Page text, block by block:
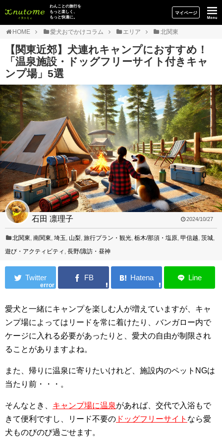
イヌトミィ
わんことの旅行を
もっと楽しく、
もっと快適に。
マイページ
HOME 愛犬おでかけコラム エリア 北関東
【関東近郊】犬連れキャンプにおすすめ！
「温泉施設・ドッグフリーサイト付きキャ
ンプ場」5選
石田 凛理子 2024/10/27
北関東 ,南関東 ,埼玉 山梨 ,旅行プラン・観光 ,栃木/那須・塩原 ,甲信越 ,茨城
遊び・アクティビティ 長野/諏訪・昼神
error
愛犬と一緒にキャンプを楽しむ人が増えていますが、キャ
ンプ場によってはリードを常に着けたり、バンガロー内で
ケージに入れる必要があったりと、愛犬の自由が制限され
ることがありますよね。
また、帰りに温泉に寄りたいけれど、施設内のペットNGは
当たり前・・・。
そんなとき、 キャンプ場に温泉があれば、交代で入浴もで
きて便利ですし、リード不要の ドッグフリーサイト なら愛
犬ものびのび過ごせます。